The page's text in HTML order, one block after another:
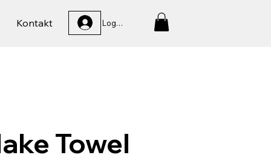
Kontakt Logga In
Towel